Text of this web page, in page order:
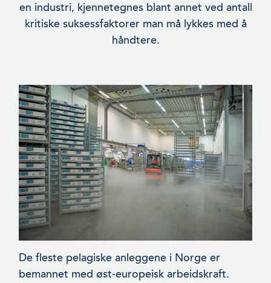
en industri, kjennetegnes blant annet ved antall
kritiske suksessfaktorer man må lykkes med å
håndtere.
De fleste pelagiske anleggene i Norge er
bemannet med øst-euro­peisk arbeidskraft.